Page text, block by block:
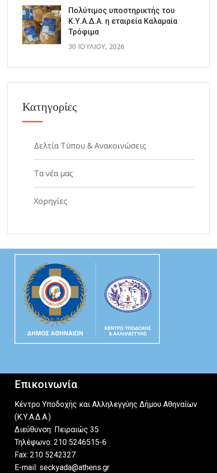
Πολύτιμος υποστηρικτής του
Κ.Υ.Α.Δ.Α. η εταιρεία Καλαμαία
Τρόφιμα
30 ΙΟΥΛΊΟΥ, 2026
Κατηγορίες
Δελτία Τύπου & Ανακοινώσεις
Τα νέα μας
Χορηγίες
Επικοινωνία
Κέντρο Υποδοχής και Αλληλεγγύης Δήμου Αθηναίων
(Κ.Υ.Α.Δ.Α.)
Διεύθυνση: Πειραιώς 35
Τηλέφωνο: 210 5246515-6
Fax: 210 5242327
E-mail: seckyada@athens.gr